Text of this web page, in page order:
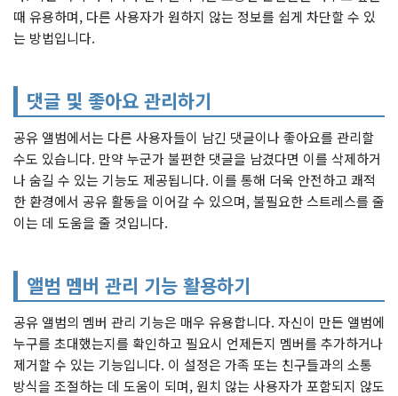
때 유용하며, 다른 사용자가 원하지 않는 정보를 쉽게 차단할 수 있
는 방법입니다.
댓글 및 좋아요 관리하기
공유 앨범에서는 다른 사용자들이 남긴 댓글이나 좋아요를 관리할
수도 있습니다. 만약 누군가 불편한 댓글을 남겼다면 이를 삭제하거
나 숨길 수 있는 기능도 제공됩니다. 이를 통해 더욱 안전하고 쾌적
한 환경에서 공유 활동을 이어갈 수 있으며, 불필요한 스트레스를 줄
이는 데 도움을 줄 것입니다.
앨범 멤버 관리 기능 활용하기
공유 앨범의 멤버 관리 기능은 매우 유용합니다. 자신이 만든 앨범에
누구를 초대했는지를 확인하고 필요시 언제든지 멤버를 추가하거나
제거할 수 있는 기능입니다. 이 설정은 가족 또는 친구들과의 소통
방식을 조절하는 데 도움이 되며, 원치 않는 사용자가 포함되지 않도